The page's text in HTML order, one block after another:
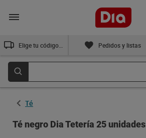
Pedidos y listas
Té
Té negro Dia Tetería 25 unidades